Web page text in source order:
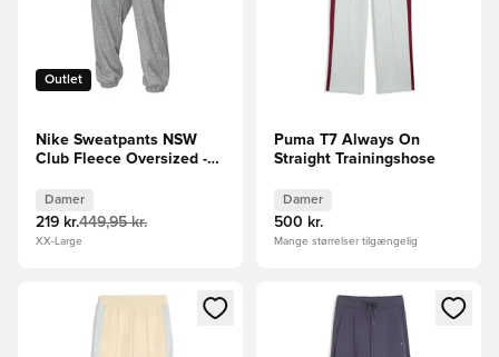
Outlet
Nike Sweatpants NSW
Club Fleece Oversized -
Damer
219 kr.449,95 kr.
XX-Large
Puma T7 Always On
Straight Trainingshose
Damer
500 kr.
Mange størrelser tilgængelig
Åbner en Modal til at logge ind eller tilmelde dig som
Åbner en Modal til at logge